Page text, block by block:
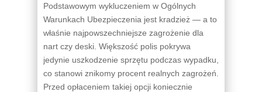
Podstawowym wykluczeniem w Ogólnych
Warunkach Ubezpieczenia jest kradzież — a to
właśnie najpowszechniejsze zagrożenie dla
nart czy deski. Większość polis pokrywa
jedynie uszkodzenie sprzętu podczas wypadku,
co stanowi znikomy procent realnych zagrożeń.
Przed opłaceniem takiej opcji koniecznie